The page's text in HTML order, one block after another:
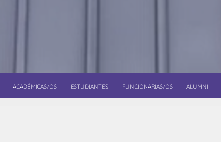
ACADÉMICAS/OS ESTUDIANTES FUNCIONARIAS/OS ALUMNI